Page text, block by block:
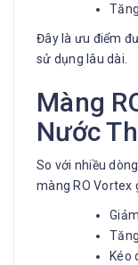
Đây là ưu điểm
sử dụng lâu dài.
Màng
Nước
So với nhiều
màng RO Vortex
Kéo